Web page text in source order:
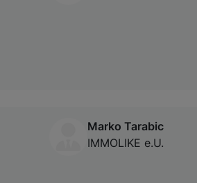
Marko Tarabic
IMMOLIKE e.U.